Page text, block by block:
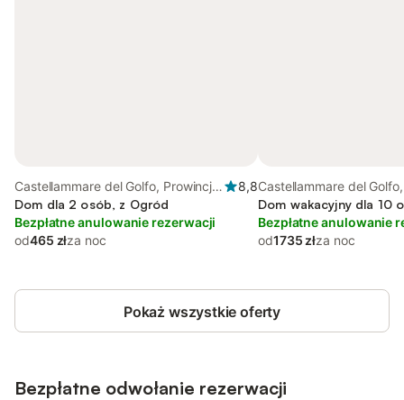
Castellammare del Golfo, Prowincja
Trapani
8,8
Dom dla 2 osób, z Ogród
Bezpłatne anulowanie rezerwacji
od465 złza noc
Castellammare del
Trapani
Dom wakacyjny dla 10
Bezpłatne anulowanie
od1735 złza noc
Pokaż wszystkie oferty
Bezpłatne odwołanie rezerwacji